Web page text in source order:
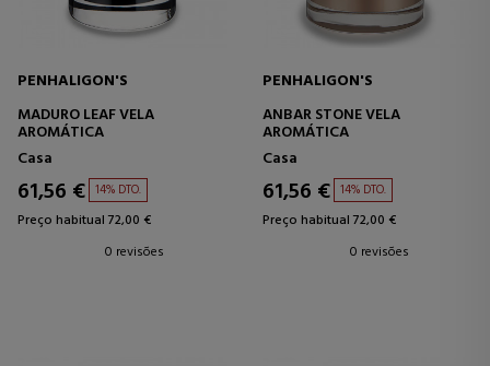
PENHALIGON'S
MADURO LEAF VELA
AROMÁTICA
Casa
61,56 € 14% DTO.
Preço habitual 72,00 €
0 revisões
PENHALIGON'S
ANBAR STONE VELA
AROMÁTICA
Casa
61,56 € 14% DTO.
Preço habitual 72,00 €
0 revisões